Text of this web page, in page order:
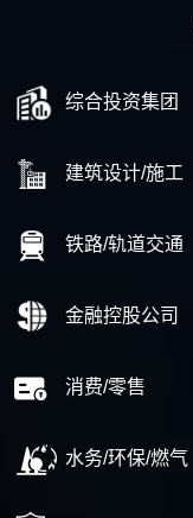
综合投资集团
建筑设计/施工
铁路/轨道交通
金融控股公司
消费/零售
水务/环保/燃气